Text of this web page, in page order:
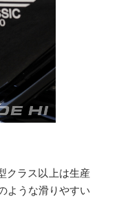
クラス以上は生産
ような滑りやすい